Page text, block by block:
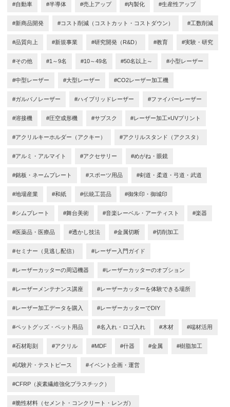
#自動車 #半導体 #売上アップ #内製化 #生産性アップ
#新商品開発 #コスト削減（コストカット・コストダウン） #工数削減
#品質向上 #新規事業 #研究開発（R&D） #教育 #実験・研究
#その他 #1～9名 #10～49名 #50名以上～ #小型レーザー
#中型レーザー #大型レーザー #CO2レーザー加工機
#ガルバノレーザー #ハイブリッドレーザー #ファイバーレーザー
#溶接機 #圧空成形機 #サブスク #レーザー加工×UVプリント
#アクリルキーホルダー（アクキー） #アクリルスタンド（アクスタ）
#アルミ・アルマイト #アクセサリー #めがね・眼鏡
#銘板・ネームプレート #スポーツ用品 #剣道・柔道・弓道・武道
#地場産業 #和紙 #伝統工芸品 #御朱印・御城印
#シムプレート #舞台美術 #音楽レーベル・アーティスト #楽器
#医薬品・医療品 #透かし技法 #金属切断 #切削加工
#セミナー（見逃し配信） #レーザー入門ガイド
#レーザーカッターの周辺機器 #レーザーカッターのオプション
#レーザーメンテナンス講座 #レーザーカッターを体験できる場所
#レーザー加工データを購入 #レーザーカッターでDIY
#ペットグッズ・ペット用品 #名入れ・ロゴ入れ #木材 #端材活用
#石材彫刻 #アクリル #MDF #什器 #金属 #樹脂加工
#試験片・テストピース #イベント企画・運営
#CFRP（炭素繊維強化プラスチック）
#脆性材料（セメント・コンクリート・レンガ）